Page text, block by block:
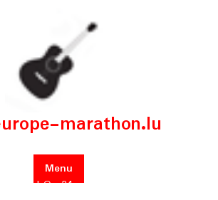
marathon.lu
Menu
Posted On 24 août 2024